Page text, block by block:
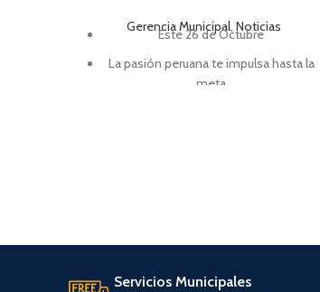
Gerencia Municipal, Noticias
Este 26 de Octubre
La pasión peruana te impulsa hasta la
meta
Servicios Municipales